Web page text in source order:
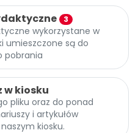
3
wykorzystane w
umieszczone są do
pobrania
w kiosku
pliku oraz do ponad
i artykułów
kiosku.